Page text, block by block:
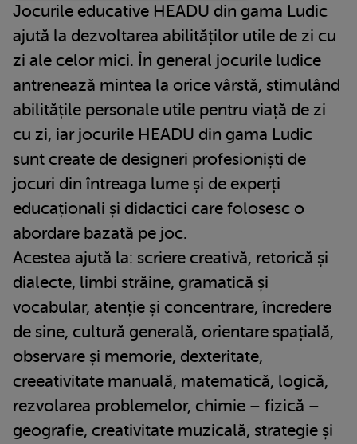
Jocurile educative HEADU din gama Ludic
ajută la dezvoltarea abilităților utile de zi cu
zi ale celor mici. În general jocurile ludice
antrenează mintea la orice vârstă, stimulând
abilitățile personale utile pentru viață de zi
cu zi, iar jocurile HEADU din gama Ludic
sunt create de designeri profesioniști de
jocuri din întreaga lume și de experți
educaționali și didactici care folosesc o
abordare bazată pe joc.
Acestea ajută la: scriere creativă, retorică și
dialecte, limbi străine, gramatică și
vocabular, atenție și concentrare, încredere
de sine, cultură generală, orientare spațială,
observare și memorie, dexteritate,
creeativitate manuală, matematică, logică,
rezvolarea problemelor, chimie – fizică –
geografie, creativitate muzicală, strategie și